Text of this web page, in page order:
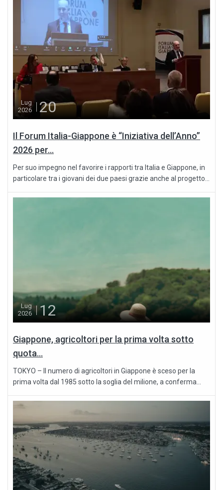
Lug
2026
20
Il Forum Italia-Giappone è “Iniziativa dell’Anno”
2026 per...
Per suo impegno nel favorire i rapporti tra Italia e Giappone, in
particolare tra i giovani dei due paesi grazie anche al progetto...
Lug
2026
12
Giappone, agricoltori per la prima volta sotto
quota...
TOKYO – Il numero di agricoltori in Giappone è sceso per la
prima volta dal 1985 sotto la soglia del milione, a conferma...